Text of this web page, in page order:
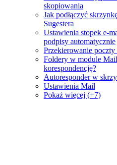
skopiowania
Jak podłączyć
Sugestera
Ustawienia stopek e-
podpisy automatycznie
Przekierowanie
Foldery w module
korespondencję?
Autoresponder w
Ustawienia Mail
Pokaż więcej (+7)